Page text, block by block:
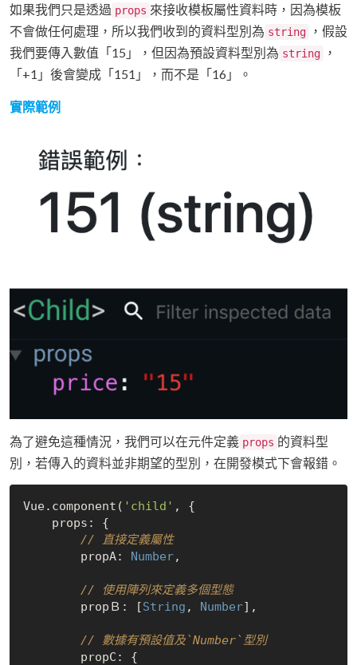
如果我們只是透過 props 來接收模板屬性資料時，因為模板
不會做任何處理，所以我們收到的資料型別為 string
，假設
我們要傳入數值「15」，但因為預設資料型別為 string
，
「+1」後會變成「151」，而不是「16」。
實際範例
為了避免這種情況，我們可以在元件定義 props 的資料型
別，若傳入的資料並非期望的型別，在開發模式下會報錯。
Vue.component( 'child' , {
// 直接定義屬性
        propA:
Number,
// 使用陣列來定義多個型態
        propＢ: [
String , Number],
// 數據有預設值及`Number`型別